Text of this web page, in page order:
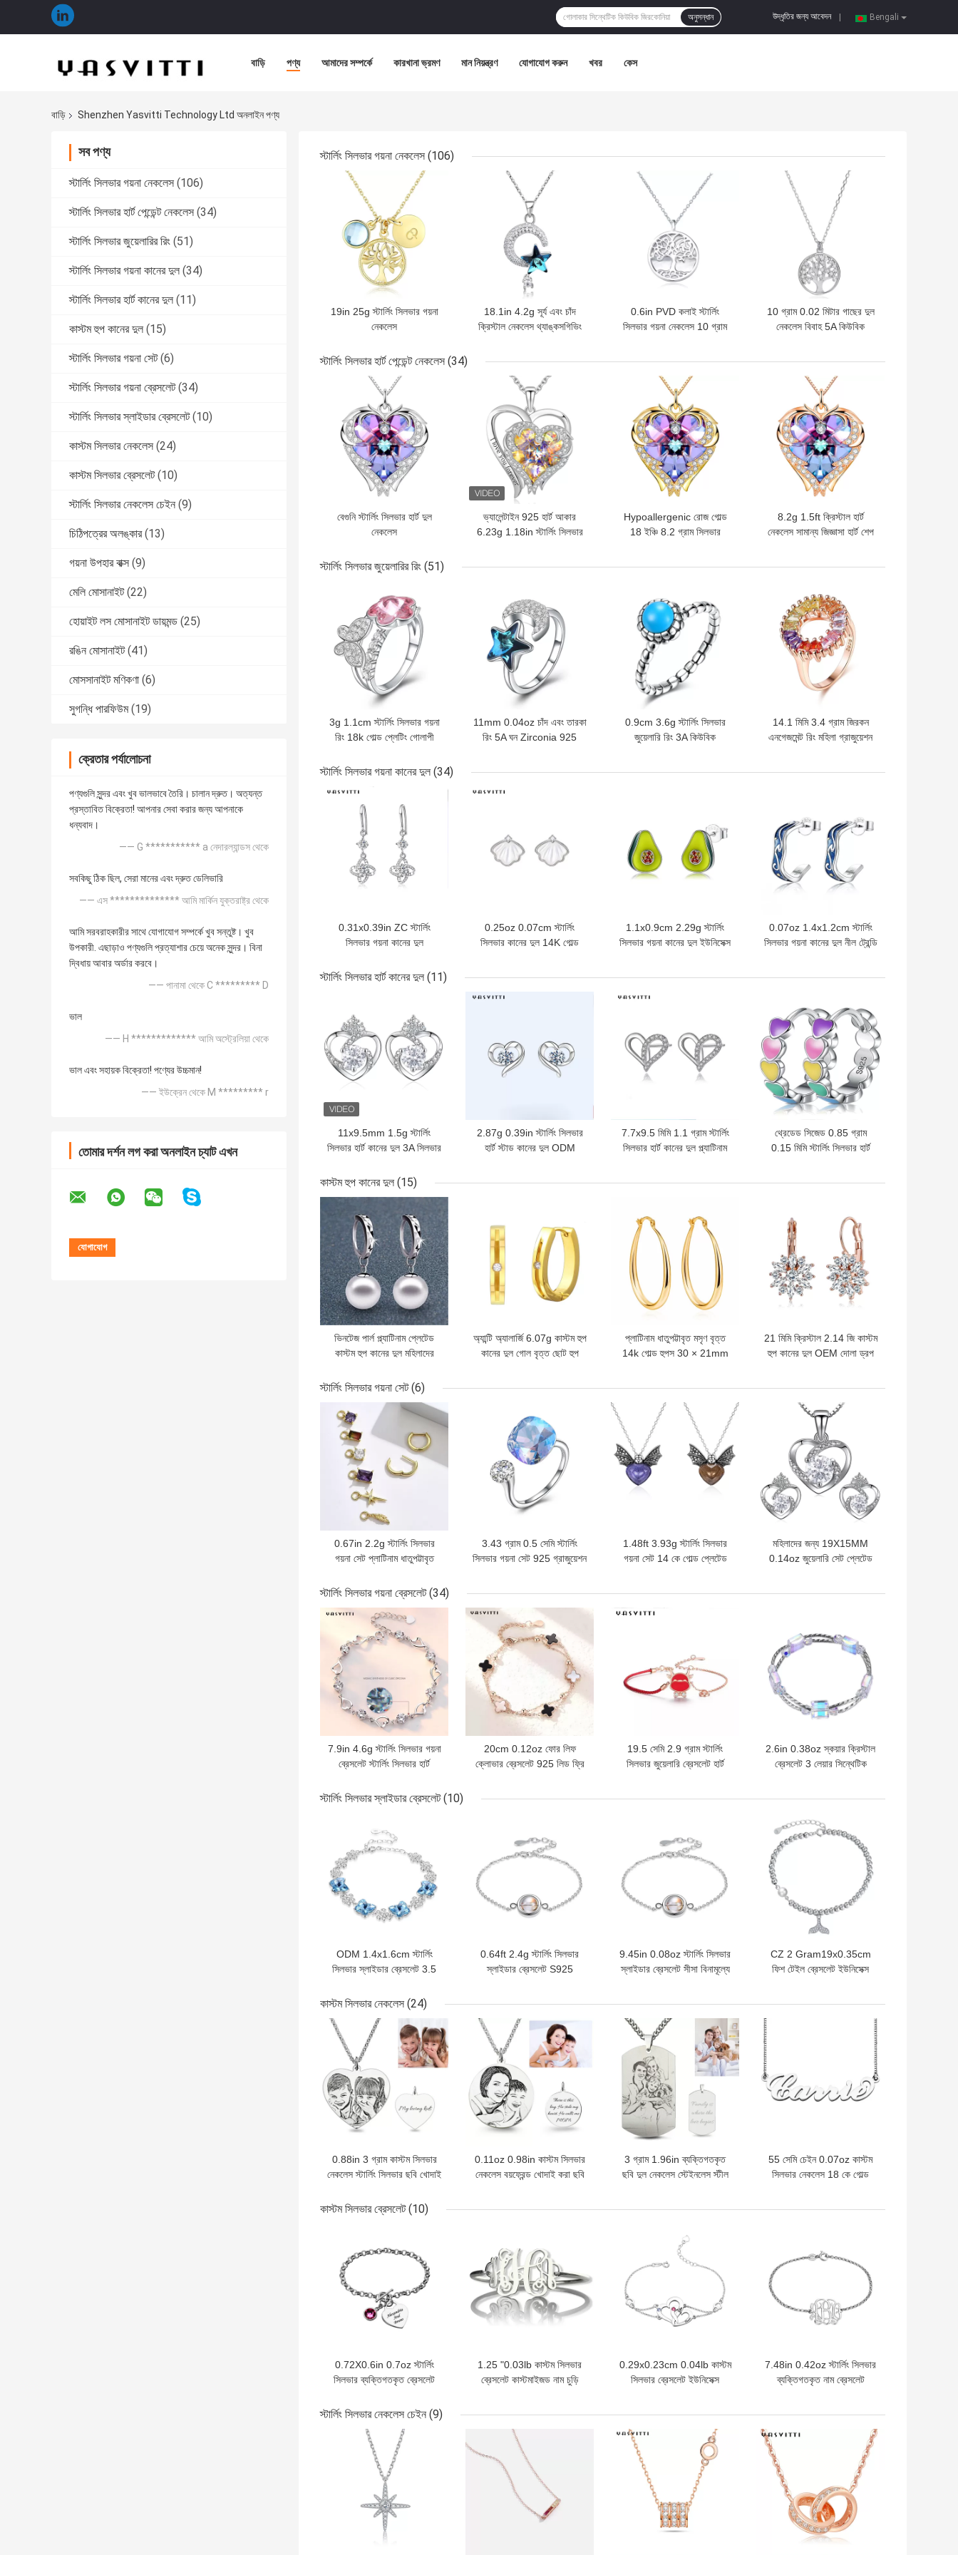
Bengali
উদ্ধৃতির জন্য আবেদন
অনুসন্ধান
বাড়ি পণ্য আমাদের সম্পর্কে কারখানা ভ্রমণ মান নিয়ন্ত্রণ যোগাযোগ করুন খবর কেস
বাড়ি Shenzhen Yasvitti Technology Ltd অনলাইন পণ্য
সব পণ্য
স্টার্লিং সিলভার গয়না নেকলেস (106)
স্টার্লিং সিলভার হার্ট পেন্ডেন্ট নেকলেস (34)
স্টার্লিং সিলভার জুয়েলারির রিং (51)
স্টার্লিং সিলভার গয়না কানের দুল (34)
স্টার্লিং সিলভার হার্ট কানের দুল (11)
কাস্টম হুপ কানের দুল (15)
স্টার্লিং সিলভার গয়না সেট (6)
স্টার্লিং সিলভার গয়না ব্রেসলেট (34)
স্টার্লিং সিলভার স্লাইডার ব্রেসলেট (10)
কাস্টম সিলভার নেকলেস (24)
কাস্টম সিলভার ব্রেসলেট (10)
স্টার্লিং সিলভার নেকলেস চেইন (9)
চিঠিপত্রের অলঙ্কার (13)
গয়না উপহার বাক্স (9)
মেলি মোসানাইট (22)
হোয়াইট লস মোসানাইট ডায়মন্ড (25)
রঙিন মোসানাইট (41)
মোসসানাইট মণিকণা (6)
সুগন্ধি পারফিউম (19)
ক্রেতার পর্যালোচনা
পণ্যগুলি সুন্দর এবং খুব ভালভাবে তৈরি। চালান দ্রুত। অত্যন্ত
প্রস্তাবিত বিক্রেতা! আপনার সেবা করার জন্য আপনাকে
ধন্যবাদ।
—— G *********** a নেদারল্যান্ডস থেকে
সবকিছু ঠিক ছিল, সেরা মানের এবং দ্রুত ডেলিভারি
—— এস ************** আমি মার্কিন যুক্তরাষ্ট্র থেকে
আমি সরবরাহকারীর সাথে যোগাযোগ সম্পর্কে খুব সন্তুষ্ট। খুব
উপকারী. এছাড়াও পণ্যগুলি প্রত্যাশার চেয়ে অনেক সুন্দর। বিনা
দ্বিধায় আবার অর্ডার করবে।
—— পানামা থেকে C ********* D
ভাল
—— H ************* আমি অস্ট্রেলিয়া থেকে
ভাল এবং সহায়ক বিক্রেতা! পণ্যের উচ্চমান!
—— ইউক্রেন থেকে M ********* r
তোমার দর্শন লগ করা অনলাইন চ্যাট এখন
স্টার্লিং সিলভার গয়না নেকলেস (106)
19in 25g স্টার্লিং সিলভার গয়না
নেকলেস
ভালো দাম
18.1in 4.2g সূর্য এবং চাঁদ
ক্রিস্টাল নেকলেস থ্যাঙ্কসগিভিং
0.6in PVD কলাই স্টার্লিং
সিলভার গয়না নেকলেস 10 গ্রাম
ভালো দাম
10 গ্রাম 0.02 মিটার গাছের দুল
নেকলেস বিবাহ 5A কিউবিক
ভালো দাম
স্টার্লিং সিলভার হার্ট পেন্ডেন্ট নেকলেস (34)
বেগুনি স্টার্লিং সিলভার হার্ট দুল
নেকলেস
ভ্যালেন্টাইন 925 হার্ট আকার
6.23g 1.18in স্টার্লিং সিলভার
Hypoallergenic রোজ গোল্ড
18 ইঞ্চি 8.2 গ্রাম সিলভার
8.2g 1.5ft ক্রিস্টাল হার্ট
নেকলেস সামান্য জিজ্ঞাসা হার্ট শেপ
স্টার্লিং সিলভার জুয়েলারির রিং (51)
3g 1.1cm স্টার্লিং সিলভার গয়না
রিং 18k গোল্ড প্লেটিং গোলাপী
11mm 0.04oz চাঁদ এবং তারকা
রিং 5A ঘন Zirconia 925
0.9cm 3.6g স্টার্লিং সিলভার
জুয়েলারি রিং 3A কিউবিক
14.1 মিমি 3.4 গ্রাম জিরকন
এনগেজমেন্ট রিং মহিলা গ্রাজুয়েশন
স্টার্লিং সিলভার গয়না কানের দুল (34)
0.31x0.39in ZC স্টার্লিং
সিলভার গয়না কানের দুল
ক্লোভার কানের দুল
ভালো দাম
0.25oz 0.07cm স্টার্লিং
সিলভার কানের দুল 14K গোল্ড
ভালো দাম
1.1x0.9cm 2.29g স্টার্লিং
সিলভার গয়না কানের দুল ইউনিসেক্স
0.07oz 1.4x1.2cm স্টার্লিং
সিলভার গয়না কানের দুল নীল ট্রেন্ডি
স্টার্লিং সিলভার হার্ট কানের দুল (11)
11x9.5mm 1.5g স্টার্লিং
সিলভার হার্ট কানের দুল 3A সিলভার
2.87g 0.39in স্টার্লিং সিলভার
হার্ট স্টাড কানের দুল ODM
ভালো দাম
7.7x9.5 মিমি 1.1 গ্রাম স্টার্লিং
সিলভার হার্ট কানের দুল প্ল্যাটিনাম
ভালো দাম
থ্রেডেড সিজেড 0.85 গ্রাম
0.15 মিমি স্টার্লিং সিলভার হার্ট
কাস্টম হুপ কানের দুল (15)
ভিনটেজ পার্ল প্ল্যাটিনাম প্লেটেড
কাস্টম হুপ কানের দুল মহিলাদের
ভালো দাম
অ্যান্টি অ্যালার্জি 6.07g কাস্টম হুপ
কানের দুল গোল বৃত্ত ছোট হুপ
প্লাটিনাম ধাতুপট্টাবৃত মসৃণ বৃত্ত
14k গোল্ড হুপস 30 × 21mm
21 মিমি ক্রিস্টাল 2.14 জি কাস্টম
হুপ কানের দুল OEM দোলা ড্রপ
স্টার্লিং সিলভার গয়না সেট (6)
0.67in 2.2g স্টার্লিং সিলভার
গয়না সেট প্লাটিনাম ধাতুপট্টাবৃত
ভালো দাম
3.43 গ্রাম 0.5 সেমি স্টার্লিং
সিলভার গয়না সেট 925 গ্রাজুয়েশন
1.48ft 3.93g স্টার্লিং সিলভার
গয়না সেট 14 কে গোল্ড প্লেটেড
মহিলাদের জন্য 19X15MM
0.14oz জুয়েলারি সেট প্লেটেড
স্টার্লিং সিলভার গয়না ব্রেসলেট (34)
7.9in 4.6g স্টার্লিং সিলভার গয়না
ব্রেসলেট স্টার্লিং সিলভার হার্ট
ভালো দাম
20cm 0.12oz ফোর লিফ
ক্লোভার ব্রেসলেট 925 লিড ফ্রি
ভালো দাম
19.5 সেমি 2.9 গ্রাম স্টার্লিং
সিলভার জুয়েলারি ব্রেসলেট হার্ট
ভালো দাম
2.6in 0.38oz স্কয়ার ক্রিস্টাল
ব্রেসলেট 3 লেয়ার সিন্থেটিক
স্টার্লিং সিলভার স্লাইডার ব্রেসলেট (10)
ODM 1.4x1.6cm স্টার্লিং
সিলভার স্লাইডার ব্রেসলেট 3.5
0.64ft 2.4g স্টার্লিং সিলভার
স্লাইডার ব্রেসলেট S925
9.45in 0.08oz স্টার্লিং সিলভার
স্লাইডার ব্রেসলেট সীসা বিনামূল্যে
CZ 2 Gram19x0.35cm
ফিশ টেইল ব্রেসলেট ইউনিসেক্স
ভালো দাম
কাস্টম সিলভার নেকলেস (24)
0.88in 3 গ্রাম কাস্টম সিলভার
নেকলেস স্টার্লিং সিলভার ছবি খোদাই
ভালো দাম
0.11oz 0.98in কাস্টম সিলভার
নেকলেস বয়ফ্রেন্ড খোদাই করা ছবি
ভালো দাম
3 গ্রাম 1.96in ব্যক্তিগতকৃত
ছবি দুল নেকলেস স্টেইনলেস স্টীল
ভালো দাম
55 সেমি চেইন 0.07oz কাস্টম
সিলভার নেকলেস 18 কে গোল্ড
ভালো দাম
কাস্টম সিলভার ব্রেসলেট (10)
0.72X0.6in 0.7oz স্টার্লিং
সিলভার ব্যক্তিগতকৃত ব্রেসলেট
আকৃতির ব্রেসলেট
1.25 "0.03lb কাস্টম সিলভার
ব্রেসলেট কাস্টমাইজড নাম চুড়ি
0.29x0.23cm 0.04lb কাস্টম
সিলভার ব্রেসলেট ইউনিসেক্স
7.48in 0.42oz স্টার্লিং সিলভার
ব্যক্তিগতকৃত নাম ব্রেসলেট
স্টার্লিং সিলভার নেকলেস চেইন (9)
ভালো দাম ভালো দাম